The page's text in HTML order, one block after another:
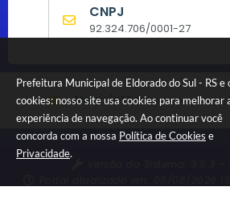
Prefeitura Municipal de Eldorado do Sul - RS e
cookies: nosso site usa cookies para melhorar
experiência de navegação. Ao continuar você
concorda com a nossa Política de Cookies e
Privacidade.
NewsletterInscreva-se e
CNPJ
92.324.706/0001-27
3.5.3